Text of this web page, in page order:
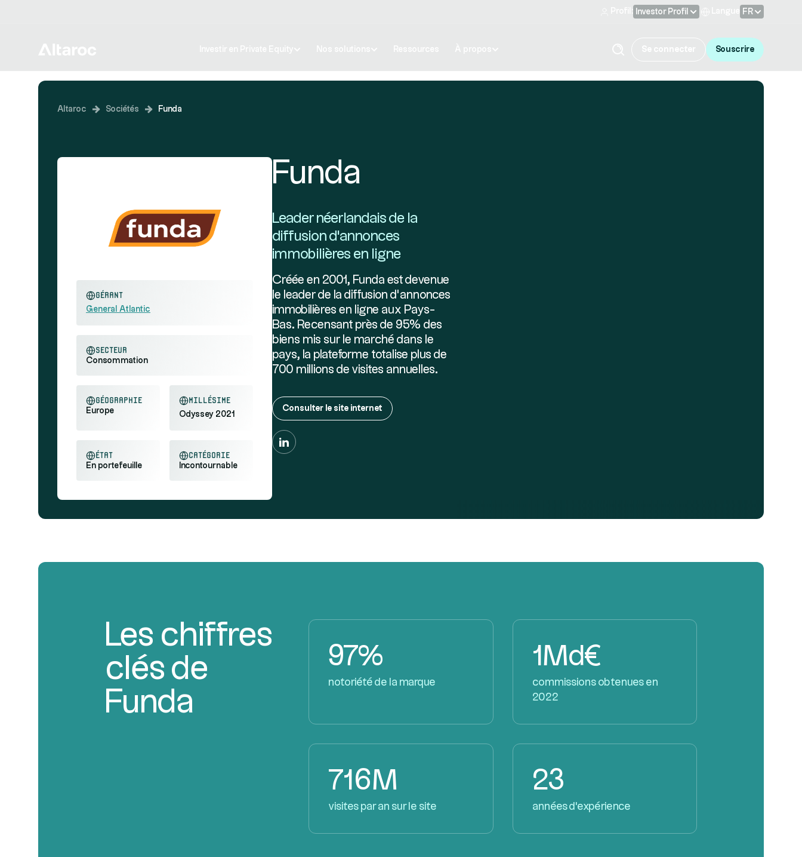
Investor Profil FR
Souscrire
Altaroc Sociétés Funda
Gérant
General Atlantic
secteur
Consommation
géographie
Europe
millésime
Odyssey 2021
état
En portefeuille
catégorie
Incontournable
Funda
Leader néerlandais de la
diffusion d'annonces
immobilières en ligne
Créée en 2001, Funda est devenue
le leader de la diffusion d’annonces
immobilières en ligne aux Pays-
Bas. Recensant près de 95% des
biens mis sur le marché dans le
pays, la plateforme totalise plus de
700 millions de visites annuelles.
Consulter le site internet
Les chiffres
clés de
Funda
97%
notoriété de la marque
1Md€
commissions obtenues en
2022
716M
visites par an sur le site
23
années d'expérience